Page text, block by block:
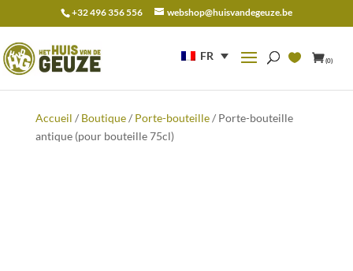
+32 496 356 556 webshop@huisvandegeuze.be
FR (0)
pour :
Accueil / Boutique/ Porte-bouteille/ Porte-bouteille
antique (pour bouteille 75cl)